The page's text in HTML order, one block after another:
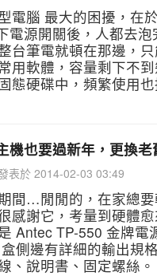
電腦 最大的困擾，在
電源開關後，人都去
台筆電就頓在那邊，
用軟體，容量剩下不
態硬碟中，頻繁使用
機也要過新年，更換
表於 2014-02-03 03:49
間…閒閒的，在家總
感謝它，考量到硬體
Antec TP-550 金牌
側邊有詳細的輸出規
、說明書、固定螺絲